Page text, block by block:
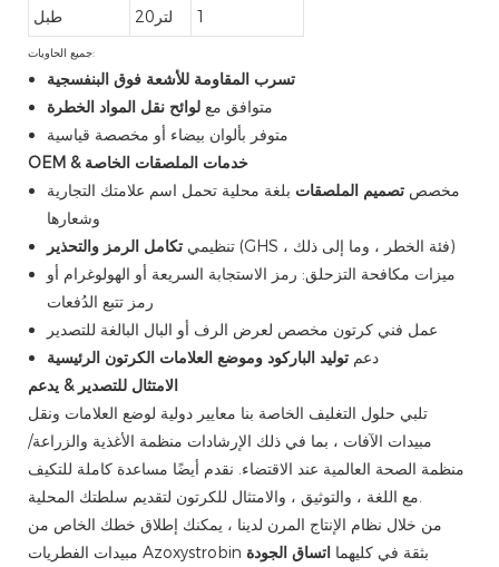
طبل لتر20 1
جميع الحاويات:
تسرب المقاومة للأشعة فوق البنفسجية
متوافق معلوائح نقل المواد الخطرة
متوفر بألوان بيضاء أو مخصصة قياسية
OEM & خدمات الملصقات الخاصة
مخصصتصميم الملصقات بلغة محلية تحمل اسم علامتك التجارية
وشعارها
تنظيميتكامل الرمز والتحذير
(GHS ، فئة الخطر ، وما إلى ذلك)
ميزات مكافحة التزحلق: رمز الاستجابة السريعة أو الهولوغرام أو
رمز تتبع الدُفعات
عمل فني كرتون مخصص لعرض الرف أو البال البالغة للتصدير
دعمتوليد الباركود وموضع العلامات الكرتون الرئيسية
الامتثال للتصدير & يدعم
تلبي حلول التغليف الخاصة بنا معايير دولية لوضع العلامات ونقل
مبيدات الآفات ، بما في ذلك الإرشادات منظمة الأغذية والزراعة/
منظمة الصحة العالمية عند الاقتضاء. نقدم أيضًا مساعدة كاملة للتكيف
مع اللغة ، والتوثيق ، والامتثال للكرتون لتقديم سلطتك المحلية.
من خلال نظام الإنتاج المرن لدينا ، يمكنك إطلاق خطك الخاص من
مبيدات الفطريات Azoxystrobin بثقة في كليهما اتساق الجودة